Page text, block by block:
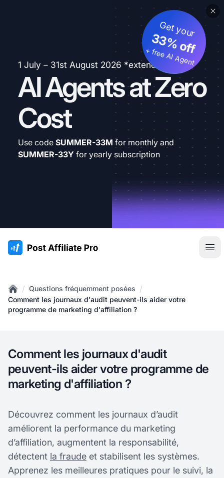
1 July – 31st August 2026 *extended
AI Agents at Zero
Cost
Get your
33% off
+ free AI Agent
Use code SUMMER-33M for monthly and
SUMMER-33Y for yearly subscription
:site.title
Home
/ Questions fréquemment posées /
Comment les journaux d'audit peuvent-ils aider votre
programme de marketing d'affiliation ?
Comment les journaux d'audit
peuvent-ils aider votre programme de
marketing d'affiliation ?
Découvrez comment les journaux d’audit
améliorent la performance du marketing
d’affiliation, augmentent la responsabilité,
détectent la fraude et stabilisent les systèmes.
Apprenez les meilleures pratiques pour le suivi, la